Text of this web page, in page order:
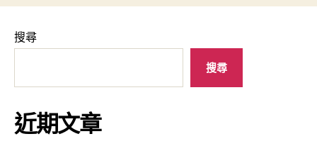
搜尋
搜尋
近期文章